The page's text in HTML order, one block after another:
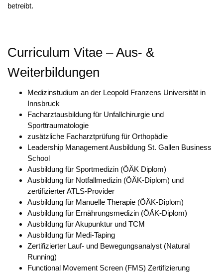
betreibt.
Curriculum Vitae – Aus- &
Weiterbildungen
Medizinstudium an der Leopold Franzens Universität in
Innsbruck
Facharztausbildung für Unfallchirurgie und
Sporttraumatologie
zusätzliche Facharztprüfung für Orthopädie
Leadership Management Ausbildung St. Gallen Business
School
Ausbildung für Sportmedizin (ÖÄK Diplom)
Ausbildung für Notfallmedizin (ÖÄK-Diplom) und
zertifizierter ATLS-Provider
Ausbildung für Manuelle Therapie (ÖÄK-Diplom)
Ausbildung für Ernährungsmedizin (ÖÄK-Diplom)
Ausbildung für Akupunktur und TCM
Ausbildung für Medi-Taping
Zertifizierter Lauf- und Bewegungsanalyst (Natural
Running)
Functional Movement Screen (FMS) Zertifizierung